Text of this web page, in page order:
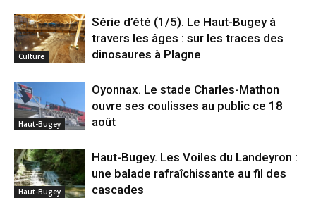
Culture
Série d’été (1/5). Le Haut-Bugey à
travers les âges : sur les traces des
dinosaures à Plagne
Haut-Bugey
Oyonnax. Le stade Charles-Mathon
ouvre ses coulisses au public ce 18
août
Haut-Bugey
Haut-Bugey. Les Voiles du Landeyron :
une balade rafraîchissante au fil des
cascades